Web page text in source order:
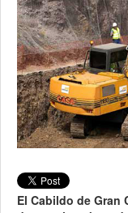
El Cabildo de Gran